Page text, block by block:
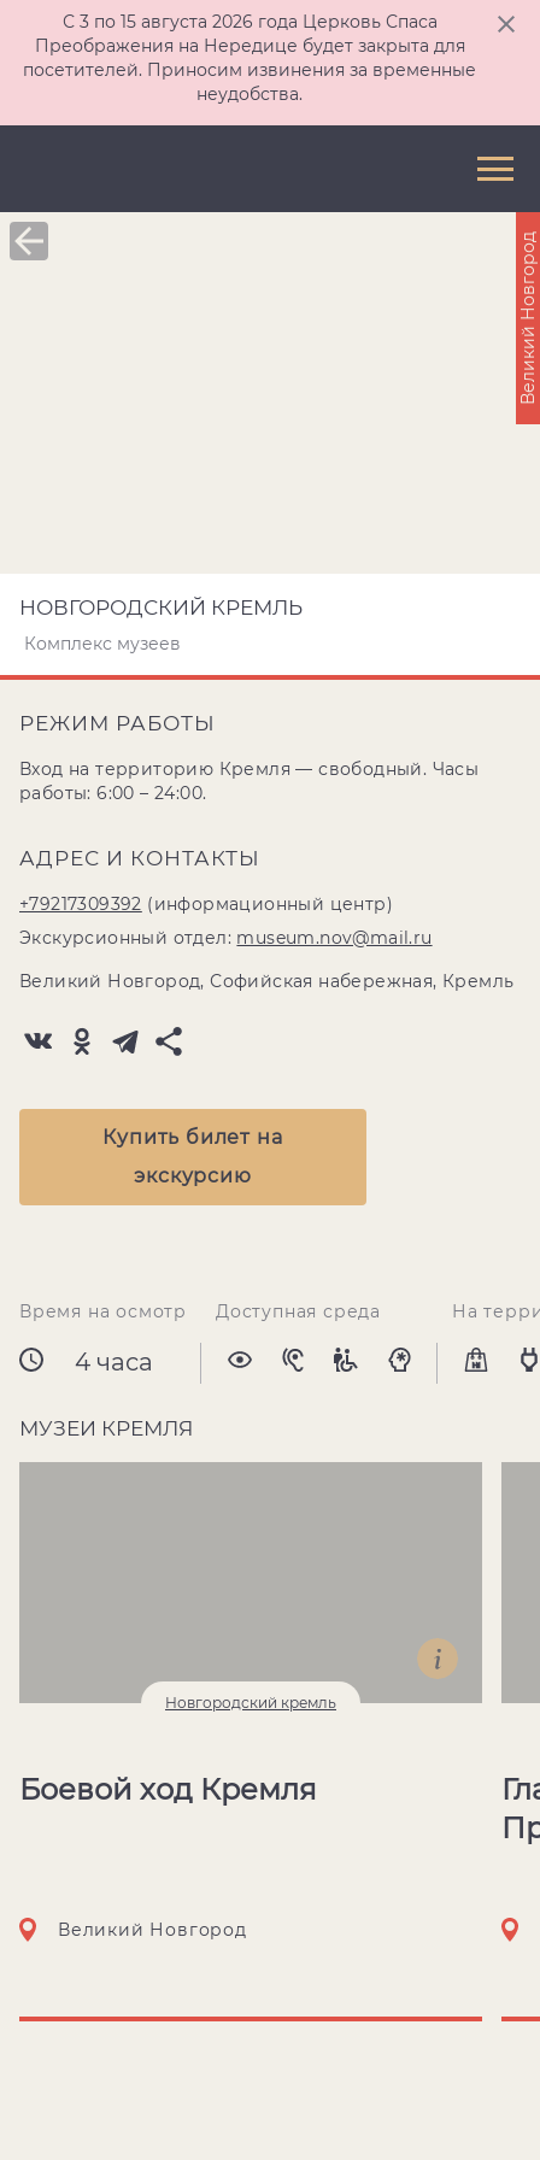
С 3 по 15 августа 2026 года Церковь Спаса
Преображения на Нередице будет закрыта для
посетителей. Приносим извинения за временные
неудобства.
НОВГОРОДСКИЙ КРЕМЛЬ
Комплекс музеев
РЕЖИМ РАБОТЫ
Вход на территорию Кремля — свободный. Часы
работы: 6:00 – 24:00.
АДРЕС И КОНТАКТЫ
+79217309392 (информационный центр)
Экскурсионный отдел: museum.nov@mail.ru
Великий Новгород, Софийская набережная, Кремль
Купить билет на
экскурсию
Великий Новгород
Время на осмотр
4 часа
Доступная среда На
МУЗЕИ КРЕМЛЯ
Новгородский кремль
Боевой ход Кремля
Великий Новгород